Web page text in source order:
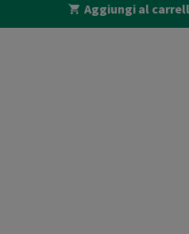
Aggiungi al